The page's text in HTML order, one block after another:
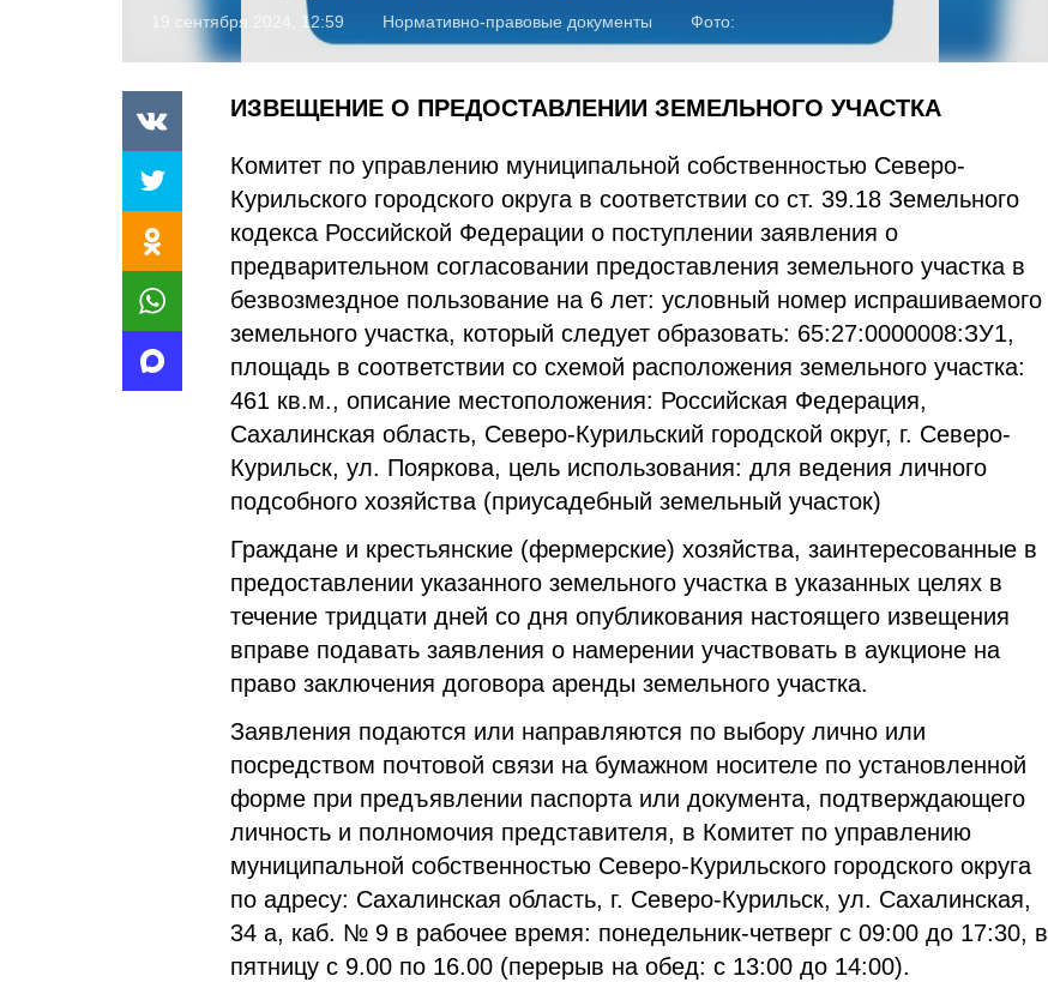
19 сентября 2024, 12:59 Нормативно-правовые документы Фото:
ИЗВЕЩЕНИЕ О ПРЕДОСТАВЛЕНИИ ЗЕМЕЛЬНОГО УЧАСТКА
Комитет по управлению муниципальной собственностью Северо-
Курильского городского округа в соответствии со ст. 39.18 Земельного
кодекса Российской Федерации о поступлении заявления о
предварительном согласовании предоставления земельного участка в
безвозмездное пользование на 6 лет: условный номер испрашиваемого
земельного участка, который следует образовать: 65:27:0000008:ЗУ1,
площадь в соответствии со схемой расположения земельного участка:
461 кв.м., описание местоположения: Российская Федерация,
Сахалинская область, Северо-Курильский городской округ, г. Северо-
Курильск, ул. Пояркова, цель использования: для ведения личного
подсобного хозяйства (приусадебный земельный участок)
Граждане и крестьянские (фермерские) хозяйства, заинтересованные в
предоставлении указанного земельного участка в указанных целях в
течение тридцати дней со дня опубликования настоящего извещения
вправе подавать заявления о намерении участвовать в аукционе на
право заключения договора аренды земельного участка.
Заявления подаются или направляются по выбору лично или
посредством почтовой связи на бумажном носителе по установленной
форме при предъявлении паспорта или документа, подтверждающего
личность и полномочия представителя, в Комитет по управлению
муниципальной собственностью Северо-Курильского городского округа
по адресу: Сахалинская область, г. Северо-Курильск, ул. Сахалинская,
34 а, каб. № 9 в рабочее время: понедельник-четверг с 09:00 до 17:30, в
пятницу с 9.00 по 16.00 (перерыв на обед: с 13:00 до 14:00).